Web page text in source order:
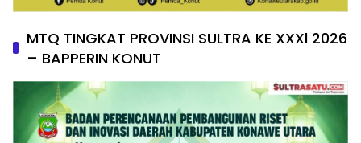
MTQ TINGKAT PROVINSI SULTRA KE XXXl 2026
– BAPPERIN KONUT